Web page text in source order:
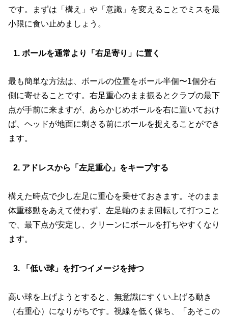
です。まずは「構え」や「意識」を変えることでミスを最
小限に食い止めましょう。
1. ボールを通常より「右足寄り」に置く
最も簡単な方法は、ボールの位置をボール半個〜1個分右
側に寄せることです。右足重心のまま振るとクラブの最下
点が手前に来ますが、あらかじめボールを右に置いておけ
ば、ヘッドが地面に刺さる前にボールを捉えることができ
ます。
2. アドレスから「左足重心」をキープする
構えた時点で少し左足に重心を乗せておきます。そのまま
体重移動をあえて使わず、左足軸のまま回転して打つこと
で、最下点が安定し、クリーンにボールを打ちやすくなり
ます。
3. 「低い球」を打つイメージを持つ
高い球を上げようとすると、無意識にすくい上げる動き
（右重心）になりがちです。視線を低く保ち、「あそこの